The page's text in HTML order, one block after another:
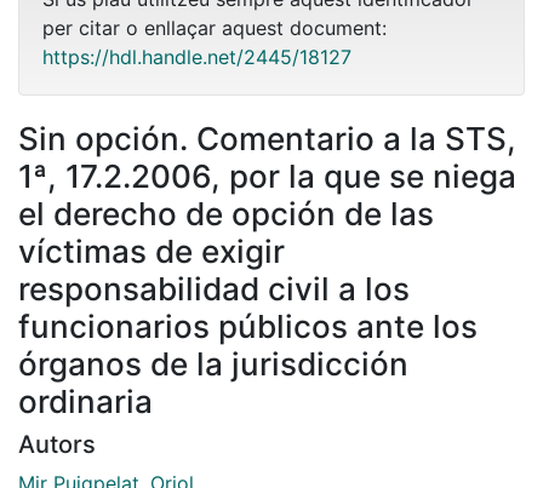
per citar o enllaçar aquest document:
https://hdl.handle.net/2445/18127
Sin opción. Comentario a la STS,
1ª, 17.2.2006, por la que se niega
el derecho de opción de las
víctimas de exigir
responsabilidad civil a los
funcionarios públicos ante los
órganos de la jurisdicción
ordinaria
Autors
Mir Puigpelat, Oriol